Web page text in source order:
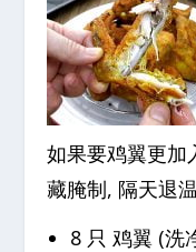
如果要鸡翼更加
藏腌制, 隔天退
8 只 鸡翼 (洗